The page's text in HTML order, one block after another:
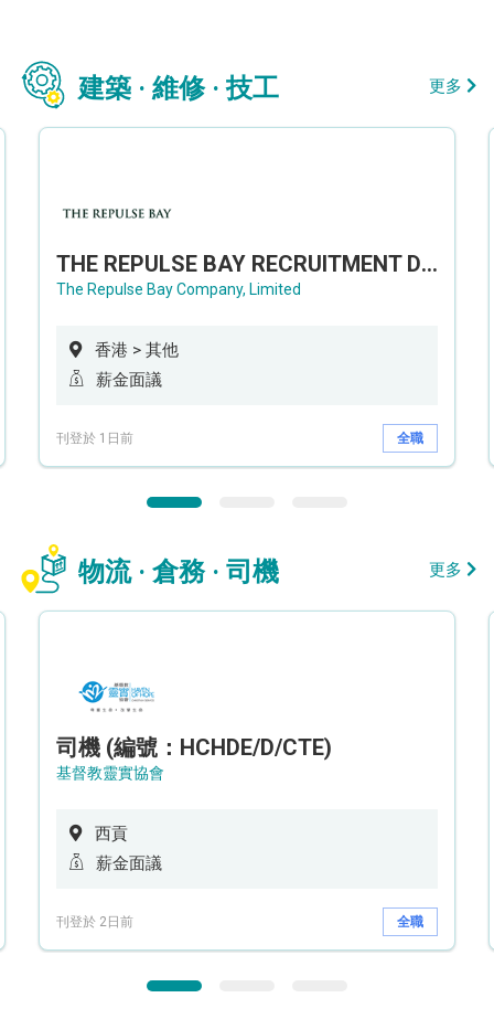
建築 · 維修 · 技工 更多
THE REPULSE BAY RECRUITMENT DAY 淺水灣影灣園人才招聘會
The Repulse Bay Company, Limited
香港 > 其他
薪金面議
刊登於 1日前 全職
物流 · 倉務 · 司機 更多
司機 (編號：HCHDE/D/CTE)
基督教靈實協會
西貢
薪金面議
刊登於 2日前 全職